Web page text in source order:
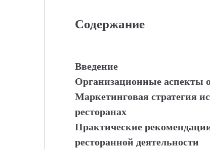
Содержание
Введение
Организационные аспекты
Маркетинговая стратегия
ресторанах
Практические
ресторанной деятельности